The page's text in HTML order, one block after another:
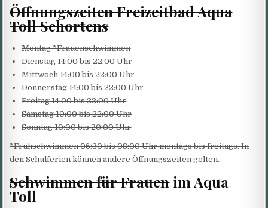
Öffnungszeiten Freizeitbad Aqua
Toll Schortens
Montag *Frauenschwimmen
Dienstag 14:00 bis 22:00 Uhr
Mittwoch 14:00 bis 22:00 Uhr
Donnerstag 14:00 bis 22:00 Uhr
Freitag 14:00 bis 22:00 Uhr
Samstag 10:00 bis 22:00 Uhr
Sonntag 10:00 bis 20:00 Uhr
*Frühschwimmen 06:30 bis 08:00 Uhr montags bis freitags. In
den Schulferien können andere Öffnungszeiten gelten.
Schwimmen für Frauenim Aqua
Toll